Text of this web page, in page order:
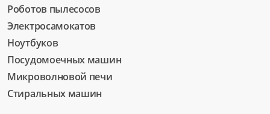
Роботов пылесосов
Электросамокатов
Ноутбуков
Посудомоечных машин
Микроволновой печи
Стиральных машин